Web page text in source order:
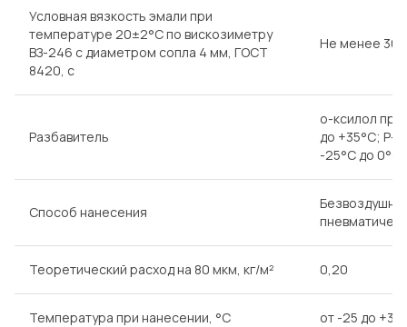
Условная вязкость эмали при
температуре 20±2°С по вискозиметру
ВЗ-246 с диаметром сопла 4 мм, ГОСТ
8420, с
Не менее 30
Разбавитель
о-ксилол
до +35°С; Р-
-25°С до 0°С
Способ нанесения
Теоретический расход на 80 мкм, кг/м² 0,20
Температура при нанесении, °С от -25 до +35